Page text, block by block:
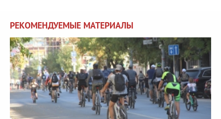
РЕКОМЕНДУЕМЫЕ МАТЕРИАЛЫ